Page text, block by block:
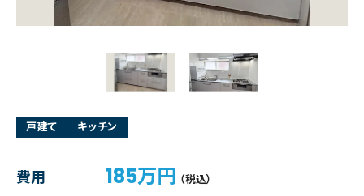
戸建て キッチン
費用 185万円 （税込）